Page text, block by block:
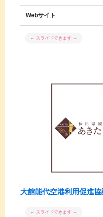
Webサイト
大館能代空港利用促進